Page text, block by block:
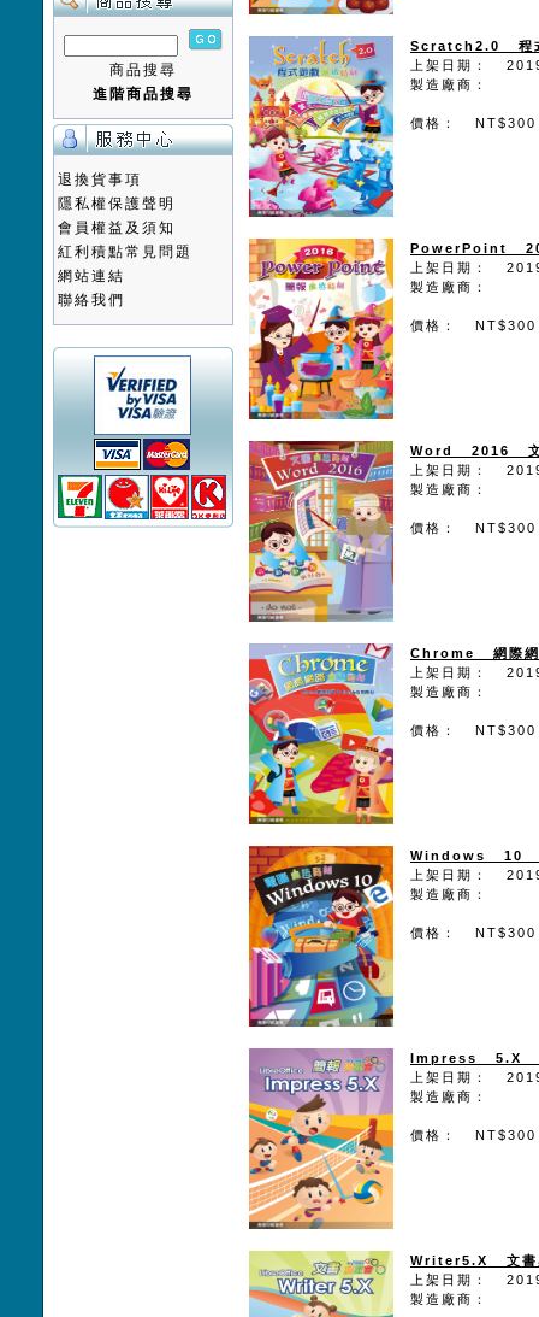
商品搜尋
進階商品搜尋
退換貨事項
隱私權保護聲明
會員權益及須知
紅利積點常見問題
網站連結
聯絡我們
Scratch2.0 程
上架日期：
製造廠商：
價格： NT$300
PowerPoint
上架日期：
製造廠商：
價格： NT$300
Word 2016 文
上架日期：
製造廠商：
價格： NT$300
Chrome 網際網
上架日期：
製造廠商：
價格： NT$300
Windows 10
上架日期：
製造廠商：
價格： NT$300
Impress 5.X
上架日期：
製造廠商：
價格： NT$300
Writer5.X 文書
上架日期：
製造廠商：